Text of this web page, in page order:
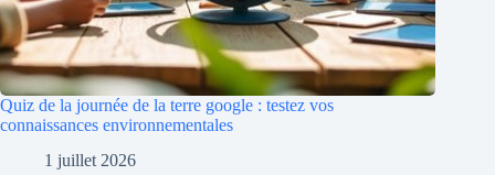
Quiz de la journée de la terre google : testez vos
connaissances environnementales
1 juillet 2026